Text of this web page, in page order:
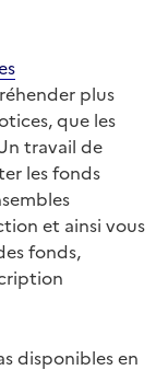
plus
que les
travail de
les fonds
et ainsi vous
fonds,
disponibles en